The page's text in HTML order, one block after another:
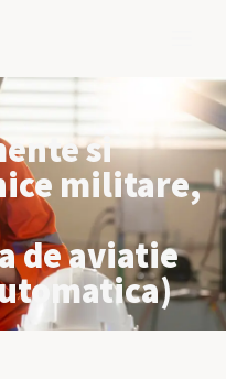
si
militare,
de aviatie